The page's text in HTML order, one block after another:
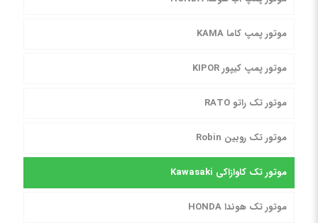
موتور پمپ کاما KAMA
موتور پمپ کیپور KIPOR
موتور تک راتو RATO
موتور تک روبین Robin
موتور تک کاوازاکی Kawasaki
موتور تک هوندا HONDA